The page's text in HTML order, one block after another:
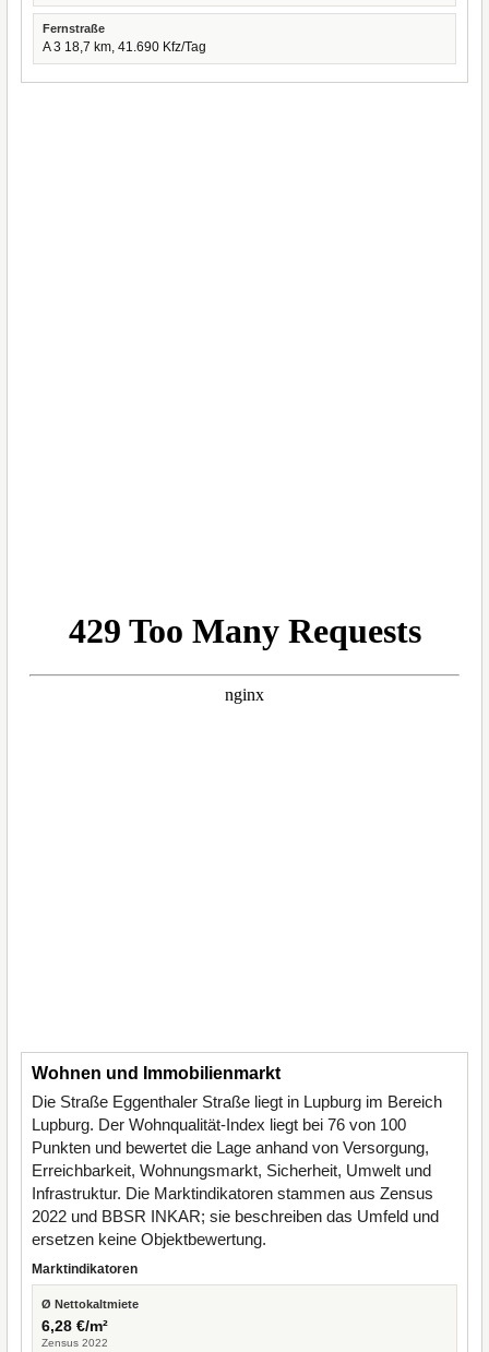
Fernstraße
A 3 18,7 km, 41.690 Kfz/Tag
Wohnen und Immobilienmarkt
Die Straße Eggenthaler Straße liegt in Lupburg im Bereich
Lupburg. Der Wohnqualität-Index liegt bei 76 von 100
Punkten und bewertet die Lage anhand von Versorgung,
Erreichbarkeit, Wohnungsmarkt, Sicherheit, Umwelt und
Infrastruktur. Die Marktindikatoren stammen aus Zensus
2022 und BBSR INKAR; sie beschreiben das Umfeld und
ersetzen keine Objektbewertung.
Marktindikatoren
Ø Nettokaltmiete
6,28 €/m²
Zensus 2022